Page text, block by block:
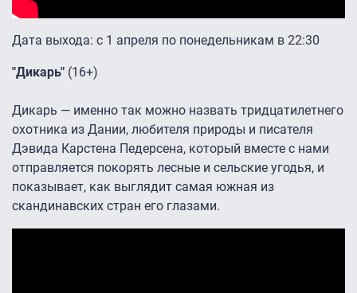
Дата выхода: с 1 апреля по понедельникам в 22:30
"Дикарь" (16+)
Дикарь — именно так можно назвать тридцатилетнего
охотника из Дании, любителя природы и писателя
Дэвида Карстена Педерсена, который вместе с нами
отправляется покорять лесные и сельские угодья, и
показывает, как выглядит самая южная из
скандинавских стран его глазами.